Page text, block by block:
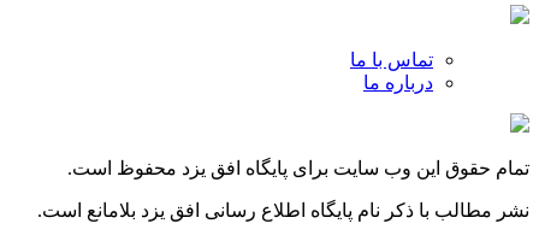
تماس با ما
درباره ما
تمام حقوق این وب سایت برای پایگاه افق یزد محفوظ است.
نشر مطالب با ذکر نام پایگاه اطلاع رسانی افق یزد بلامانع است.